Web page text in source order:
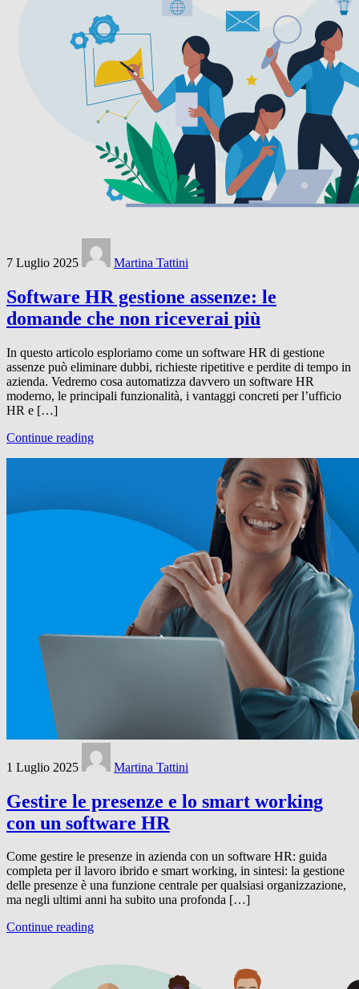
7 Luglio 2025 Martina Tattini
Software HR gestione assenze: le
domande che non riceverai più
In questo articolo esploriamo come un software HR di gestione
assenze può eliminare dubbi, richieste ripetitive e perdite di tempo in
azienda. Vedremo cosa automatizza davvero un software HR
moderno, le principali funzionalità, i vantaggi concreti per l’ufficio
HR e […]
Continue reading
1 Luglio 2025 Martina Tattini
Gestire le presenze e lo smart working
con un software HR
Come gestire le presenze in azienda con un software HR: guida
completa per il lavoro ibrido e smart working, in sintesi: la gestione
delle presenze è una funzione centrale per qualsiasi organizzazione,
ma negli ultimi anni ha subito una profonda […]
Continue reading